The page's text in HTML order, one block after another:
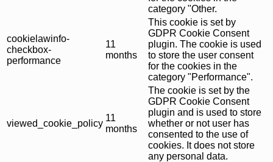
category "Other.
cookielawinfo-
checkbox-
performance
11
months
This cookie is set by
GDPR Cookie Consent
plugin. The cookie is used
to store the user consent
for the cookies in the
category "Performance".
viewed_cookie_policy
11
months
The cookie is set by the
GDPR Cookie Consent
plugin and is used to store
whether or not user has
consented to the use of
cookies. It does not store
any personal data.